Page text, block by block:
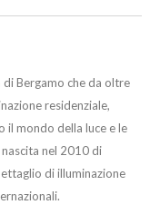
Bergamo che da oltre
residenziale,
il mondo della luce e le
nel 2010 di
di illuminazione